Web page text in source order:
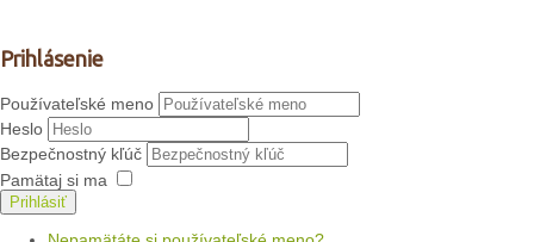
Prihlásenie
Používateľské meno
Heslo
Bezpečnostný kľúč
Pamätaj si ma
Prihlásiť